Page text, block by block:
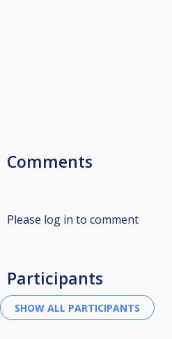
Comments
Please log in to comment
Participants